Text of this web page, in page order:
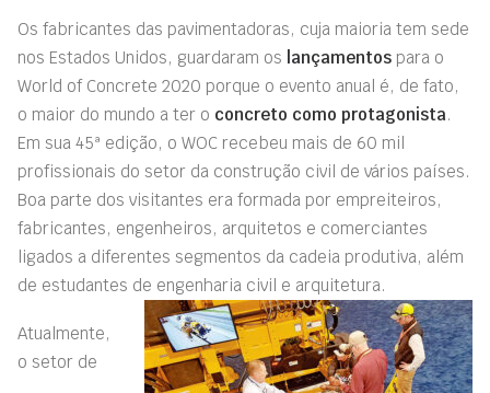
Os fabricantes das pavimentadoras, cuja maioria tem sede
nos Estados Unidos, guardaram os lançamentos para o
World of Concrete 2020 porque o evento anual é, de fato,
o maior do mundo a ter o concreto como protagonista.
Em sua 45ª edição, o WOC recebeu mais de 60 mil
profissionais do setor da construção civil de vários países.
Boa parte dos visitantes era formada por empreiteiros,
fabricantes, engenheiros, arquitetos e comerciantes
ligados a diferentes segmentos da cadeia produtiva, além
de estudantes de engenharia civil e arquitetura.
Atualmente,
o setor de